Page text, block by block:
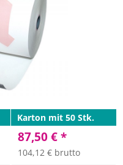
Karton mit 50 Stk.
87,50 € *
104,12 € brutto